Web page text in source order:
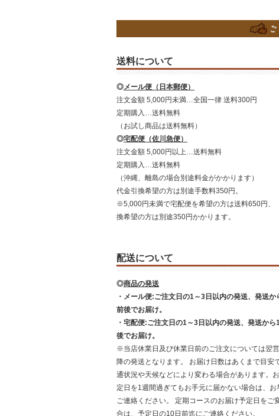
送料について
◎メール便（日本郵便）
注文金額 5,000円未満…全国一律 送料300円
定期購入…送料無料
（お試し商品は送料無料）
◎宅配便（佐川急便）
注文金額 5,000円以上…送料無料
定期購入…送料無料
（沖縄、離島の場合別途料金がかかります）
代金引換希望の方は別途手数料350円。
※5,000円未満で宅配便を希望の方は送料650円、
換希望の方は別途350円かかります。
配送について
◎商品の発送
・メール便:ご注文日の1～3日以内の発送、発送か
前後でお届け。
・宅配便:ご注文日の1～3日以内の発送、発送から
後でお届け。
※当店休業日及び休業日前のご注文については翌
降の発送となります。 お届け日数はあくまで目安
通状況や天候などにより変わる場合があります。
定日を1週間過ぎてもお手元に届かない場合は、お
ご連絡ください。 定期コースのお届け予定日をご
合は、予定日の10日前迄にご連絡ください。